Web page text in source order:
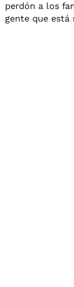
perdón a los
gente que está